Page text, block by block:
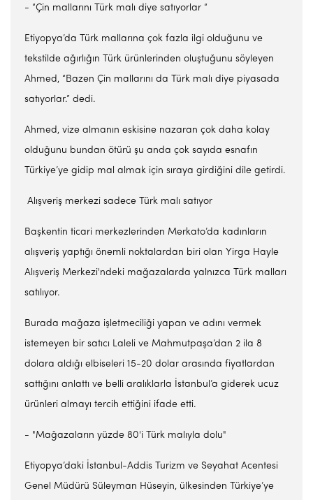
- “Çin mallarını Türk malı diye satıyorlar “
Etiyopya’da Türk mallarına çok fazla ilgi olduğunu ve
tekstilde ağırlığın Türk ürünlerinden oluştuğunu söyleyen
Ahmed, “Bazen Çin mallarını da Türk malı diye piyasada
satıyorlar.” dedi.
Ahmed, vize almanın eskisine nazaran çok daha kolay
olduğunu bundan ötürü şu anda çok sayıda esnafın
Türkiye’ye gidip mal almak için sıraya girdiğini dile getirdi.
Alışveriş merkezi sadece Türk malı satıyor
Başkentin ticari merkezlerinden Merkato’da kadınların
alışveriş yaptığı önemli noktalardan biri olan Yirga Hayle
Alışveriş Merkezi'ndeki mağazalarda yalnızca Türk malları
satılıyor.
Burada mağaza işletmeciliği yapan ve adını vermek
istemeyen bir satıcı Laleli ve Mahmutpaşa’dan 2 ila 8
dolara aldığı elbiseleri 15-20 dolar arasında fiyatlardan
sattığını anlattı ve belli aralıklarla İstanbul’a giderek ucuz
ürünleri almayı tercih ettiğini ifade etti.
- "Mağazaların yüzde 80'i Türk malıyla dolu"
Etiyopya’daki İstanbul-Addis Turizm ve Seyahat Acentesi
Genel Müdürü Süleyman Hüseyin, ülkesinden Türkiye’ye